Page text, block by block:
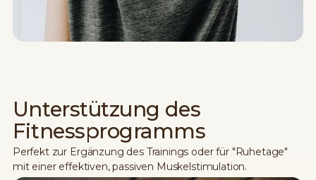
Unterstützung des
Fitnessprogramms
Perfekt zur Ergänzung des Trainings oder für "Ruhetage"
mit einer effektiven, passiven Muskelstimulation.